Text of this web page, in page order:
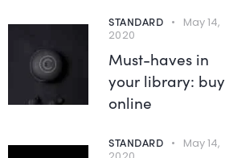
STANDARD
May 14,
2020
Must-haves in
your library: buy
online
STANDARD
May 14,